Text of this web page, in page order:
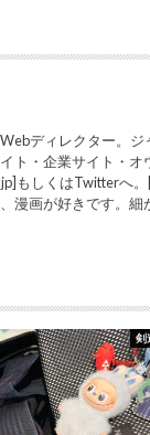
ディレクター。ジ
ト・企業サイト・オ
もしくはTwitterへ
漫画が好きです。細
剣